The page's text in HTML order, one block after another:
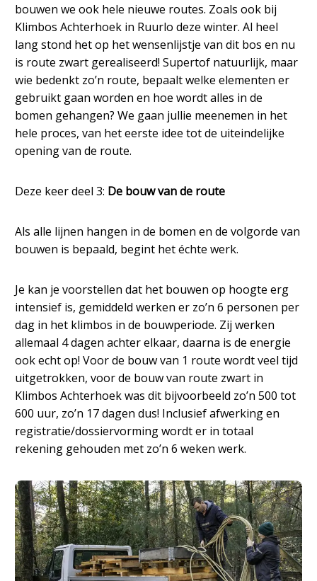
bouwen we ook hele nieuwe routes. Zoals ook bij
Klimbos Achterhoek in Ruurlo deze winter. Al heel
lang stond het op het wensenlijstje van dit bos en nu
is route zwart gerealiseerd! Supertof natuurlijk, maar
wie bedenkt zo’n route, bepaalt welke elementen er
gebruikt gaan worden en hoe wordt alles in de
bomen gehangen? We gaan jullie meenemen in het
hele proces, van het eerste idee tot de uiteindelijke
opening van de route.
Deze keer deel 3: De bouw van de route
Als alle lijnen hangen in de bomen en de volgorde van
bouwen is bepaald, begint het échte werk.
Je kan je voorstellen dat het bouwen op hoogte erg
intensief is, gemiddeld werken er zo’n 6 personen per
dag in het klimbos in de bouwperiode. Zij werken
allemaal 4 dagen achter elkaar, daarna is de energie
ook echt op! Voor de bouw van 1 route wordt veel tijd
uitgetrokken, voor de bouw van route zwart in
Klimbos Achterhoek was dit bijvoorbeeld zo’n 500 tot
600 uur, zo’n 17 dagen dus! Inclusief afwerking en
registratie/dossiervorming wordt er in totaal
rekening gehouden met zo’n 6 weken werk.